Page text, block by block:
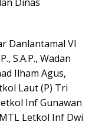
Dinas
Danlantamal VI
S.A.P., Wadan
Ilham Agus,
Laut (P) Tri
Inf Gunawan
Letkol Inf Dwi